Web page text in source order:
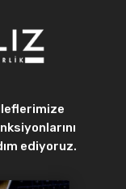
ediyoruz.